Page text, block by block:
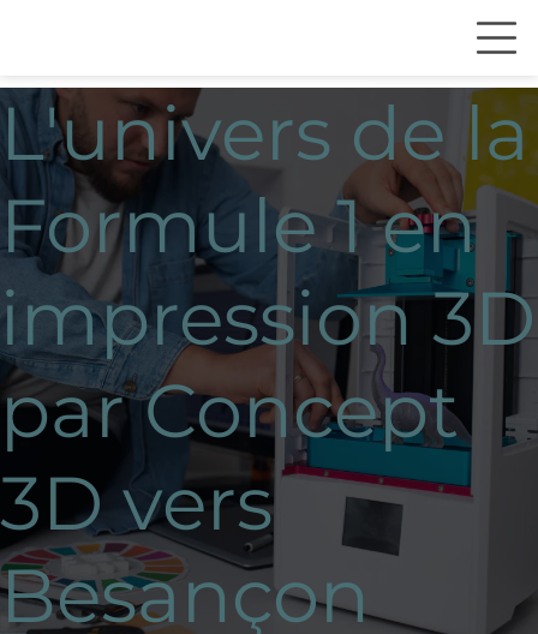
L'univers de la
Formule 1 en
impression 3D
par Concept
3D vers
Besançon